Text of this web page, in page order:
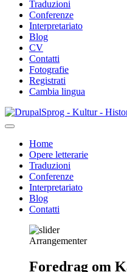
Traduzioni
Conferenze
Interpretariato
Blog
CV
Contatti
Fotografie
Registrati
Cambia lingua
Salta
al
principale
Sprog - Kultur -
Primær
navigation
Home
Opere letterarie
Traduzioni
Conferenze
Interpretariato
Blog
Contatti
Arrangementer
Foredrag om